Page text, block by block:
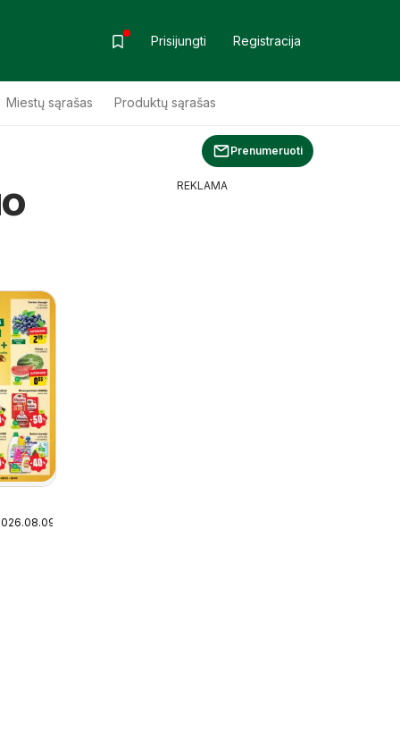
Prisijungti Registracija
Miestų sąrašas Produktų sąrašas
Prenumeruoti
REKLAMA